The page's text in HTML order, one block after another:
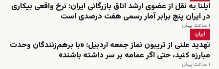
ایلنا به نقل از عضوی ارشد اتاق بازرگانی ایران: نرخ واقعی بیکاری
در ایران پنج برابر آمار رسمی هفت درصدی است
۱ ساعت پیش
ایران
تهدید علنی از تریبون نماز جمعه اردبیل: «با برهم‌زنندگان وحدت
مبارزه کنید، حتی اگر عمامه بر سر داشته باشند»
۱ ساعت پیش